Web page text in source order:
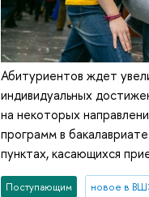
Абитуриентов ждет
индивидуальных
на некоторых
программ в
пунктах, касающихся
Поступающим новое в